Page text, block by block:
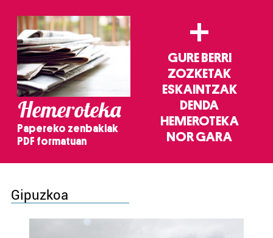
Hemeroteka
Papereko zenbakiak
PDF formatuan
+
GURE BERRI
ZOZKETAK
ESKAINTZAK
DENDA
HEMEROTEKA
NOR GARA
Gipuzkoa